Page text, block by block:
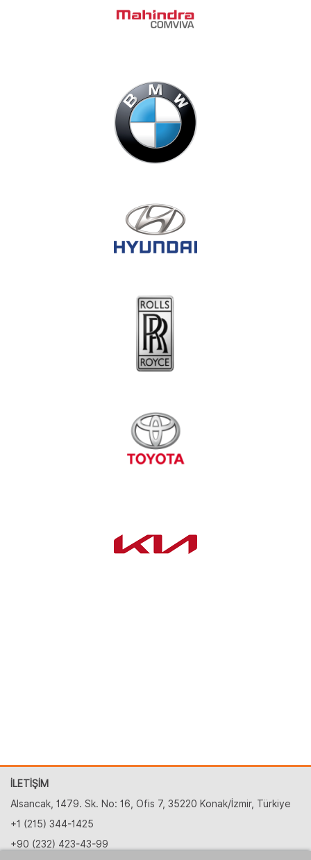
İLETİŞİM
Alsancak, 1479. Sk. No: 16, Ofis 7, 35220 Konak/İzmir, Türkiye
+1 (215) 344-1425
+90 (232) 423-43-99